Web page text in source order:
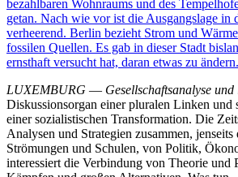
bezahlbaren Wohnraums und des
getan. Nach wie vor ist die Ausgangslage in
verheerend. Berlin bezieht Strom und
fossilen Quellen. Es gab in dieser Stadt
ernsthaft versucht hat, daran etwas zu ändern.
LUXEMBURG — Gesellschaftsanalyse
Diskussionsorgan einer pluralen Linken und
einer sozialistischen Transformation. Die
Analysen und Strategien zusammen,
Strömungen und Schulen, von Politik,
interessiert die Verbindung von Theorie und